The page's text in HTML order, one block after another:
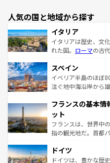
人気の国と地域から探す
イタリア
イタリアは歴史、文
れた国。 ローマの古
ろん、トスカーナの
景など、自然景観も
ピザやパスタなど、
ませてくれるイタリ
なお、新着のイタリア
しい。
スペイン
イベリア半島のほぼ
注ぐ地中海沿岸から
文化が根付くこの国
れる闘牛、そして美
る。首都マドリード
アートに溢れた街角
せる。地方によって
フランスの基本情
ット
フランスは、世界中
指の観光地だ。首都
で、幅広い魅力が詰
聖堂、美しいビーチ
ドイツ
ドイツは、豊かな歴